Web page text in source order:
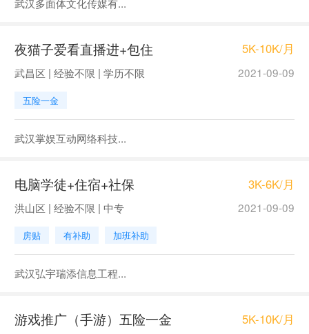
夜猫子爱看直播进+包住 5K-10K/月
武昌区 | 经验不限 | 学历不限 2021-09-09
五险一金
武汉掌娱互动网络科技...
电脑学徒+住宿+社保 3K-6K/月
洪山区 | 经验不限 | 中专 2021-09-09
房贴 有补助 加班补助
武汉弘宇瑞添信息工程...
游戏推广（手游）五险一金 5K-10K/月